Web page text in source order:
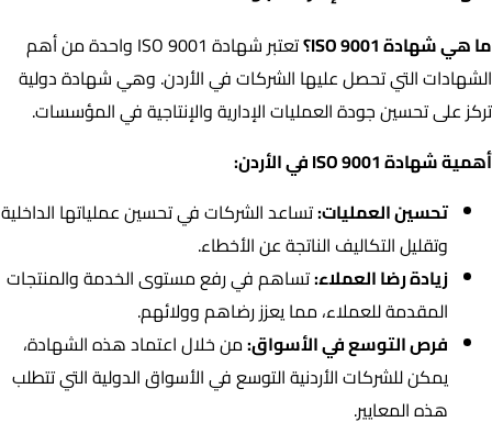
ما هي شهادة ISO 9001؟
تعتبر شهادة ISO 9001 واحدة من أهم
الشهادات التي تحصل عليها الشركات في الأردن. وهي شهادة دولية
تركز على تحسين جودة العمليات الإدارية والإنتاجية في المؤسسات.
أهمية شهادة ISO 9001 في الأردن:
تحسين العمليات:تساعد الشركات في تحسين عملياتها الداخلية
وتقليل التكاليف الناتجة عن الأخطاء.
زيادة رضا العملاء:تساهم في رفع مستوى الخدمة والمنتجات
المقدمة للعملاء، مما يعزز رضاهم وولائهم.
فرص التوسع في الأسواق:من خلال اعتماد هذه الشهادة،
يمكن للشركات الأردنية التوسع في الأسواق الدولية التي تتطلب
هذه المعايير.